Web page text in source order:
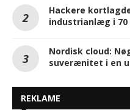
Hackere
industrianlæg i 70
Nordisk cloud:
suverænitet i en
REKLAME